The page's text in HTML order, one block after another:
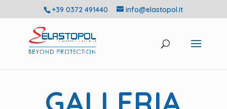
+39 0372 491440 info@elastopol.it
GALLERIA